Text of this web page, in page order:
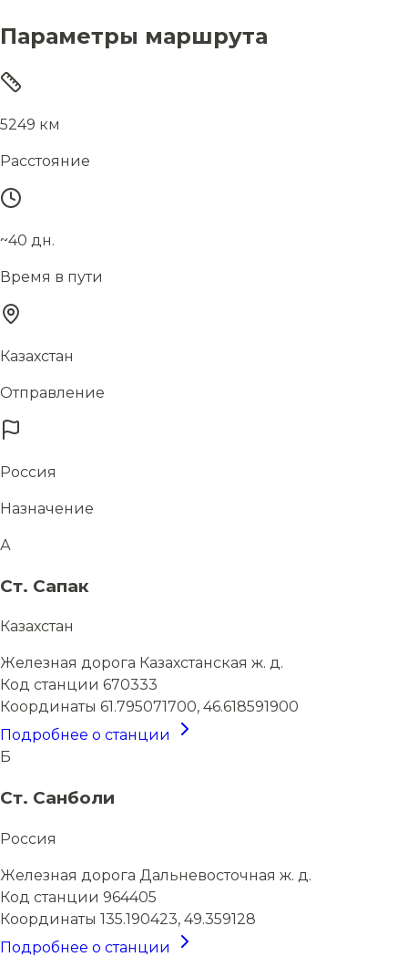
Параметры маршрута
5249 км
Расстояние
~40 дн.
Время в пути
Казахстан
Отправление
Россия
Назначение
А
Ст. Сапак
Казахстан
Железная дорога Казахстанская ж. д.
Код станции 670333
Координаты 61.795071700, 46.618591900
Подробнее о станции
Б
Ст. Санболи
Россия
Железная дорога Дальневосточная ж. д.
Код станции 964405
Координаты 135.190423, 49.359128
Подробнее о станции